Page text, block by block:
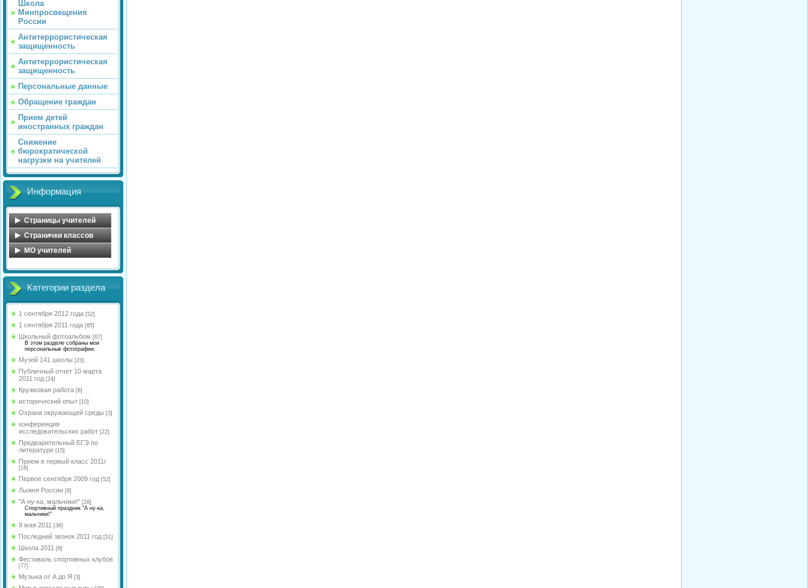
Школа
Минпросвещения
России
Антитеррористическая
защищенность
Антитеррористическая
защищенность
Персональные данные
Обращение граждан
Прием детей
иностранных граждан
Снижение
бюрократической
нагрузки на учителей
Информация
Страницы учителей
Обухова Н.В.
Майорова О.А.
Цветкова Ю.В.
Федорова Ю.А.
Миловидова Е.В.
Долгова Л.И.
Рябцева М.Л.
Цветкова А.Н.
Шишкина А.С.
Боровик А.Р.
Сенюшкина Л.А.
<
Хижняк Е.И.
Косова Л.А.
Рус.яз и лит-ра
Романова Н.В.
Губарева Р.В.
Чистякова B.Y.
Косова К.П.
Новик Д.В.
Миронова Е.Ю.
Святенко А.В.
Странички классов
Косова Л.А.
Сенюшкина Л.А.
Яковлева А.А.
Кульчицкая Н.Б.
Федорова Ю.А.
Обухова Н.В.
Кобикова Н.Э.
<
Голосенко С.С.
Цветкова Ю.В.
Цветкова А.Н.
Сухинина З.И.
Шрейбер И.А.
Николаева О.В.
MO учителей
классов
МО математического
цикла
МО учителей русского
МО учителей
естественно-научного
цикла
МО учителей социально-
гуманитарного и
эстетического цикла
МО учителей английского
языка
МО классных
руководителей
Категории раздела
1 сентября 2012 года [52]
1 сентября 2011 года [85]
Школьный фотоальбом [67]
В этом разделе собраны мои
персональные фотографии.
Музей 141 школы [23]
Публичный отчет 10 марта
2011 год [24]
Кружковая работа [8]
исторический опыт [10]
Охрана окружающей среды [3]
конференция
исследовательских работ [22]
Предварительный ЕГЭ по
литературе [15]
Прием в первый класс 2011г
[18]
Первое сентября 2009 год [52]
Лыжня России [9]
"А ну-ка, мальчики!" [28]
Спортивный праздник "А ну-ка,
мальчики!"
9 мая 2011 [36]
Последний звонок 2011 год [51]
Школа 2011 [8]
Фестиваль спортивных клубов
[77]
Музыка от А до Я [3]